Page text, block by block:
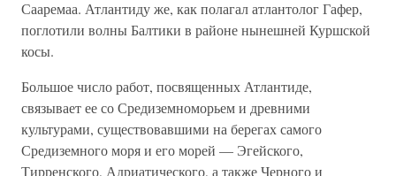
Сааремаа. Атлантиду же, как полагал атлантолог Гафер,
поглотили волны Балтики в районе нынешней Куршской
косы.
Большое число работ, посвященных Атлантиде,
связывает ее со Средиземноморьем и древними
культурами, существовавшими на берегах самого
Средиземного моря и его морей — Эгейского,
Тирренского, Адриатического, а также Черного и